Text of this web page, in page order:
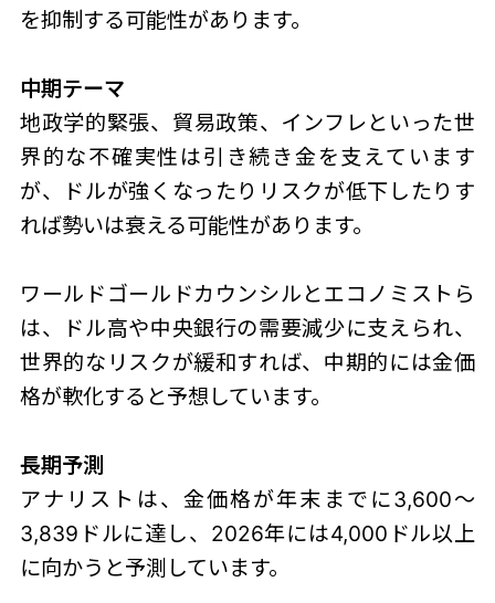
を抑制する可能性があります。
中期テーマ
地政学的緊張、貿易政策、インフレといった世
界的な不確実性は引き続き金を支えています
が、ドルが強くなったりリスクが低下したりす
れば勢いは衰える可能性があります。
ワールドゴールドカウンシルとエコノミストら
は、ドル高や中央銀行の需要減少に支えられ、
世界的なリスクが緩和すれば、中期的には金価
格が軟化すると予想しています。
長期予測
アナリストは、金価格が年末までに3,600〜
3,839ドルに達し、2026年には4,000ドル以上
に向かうと予測しています。